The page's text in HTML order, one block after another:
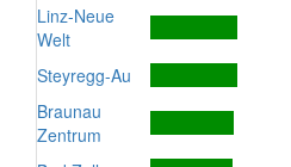
Linz-Neue
Welt
Steyregg-Au
Braunau
Zentrum